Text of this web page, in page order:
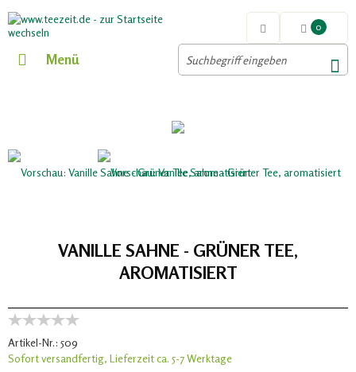
0
Menü
VANILLE SAHNE - GRÜNER TEE,
AROMATISIERT
Artikel-Nr.: 509
Sofort versandfertig, Lieferzeit ca. 5-7 Werktage